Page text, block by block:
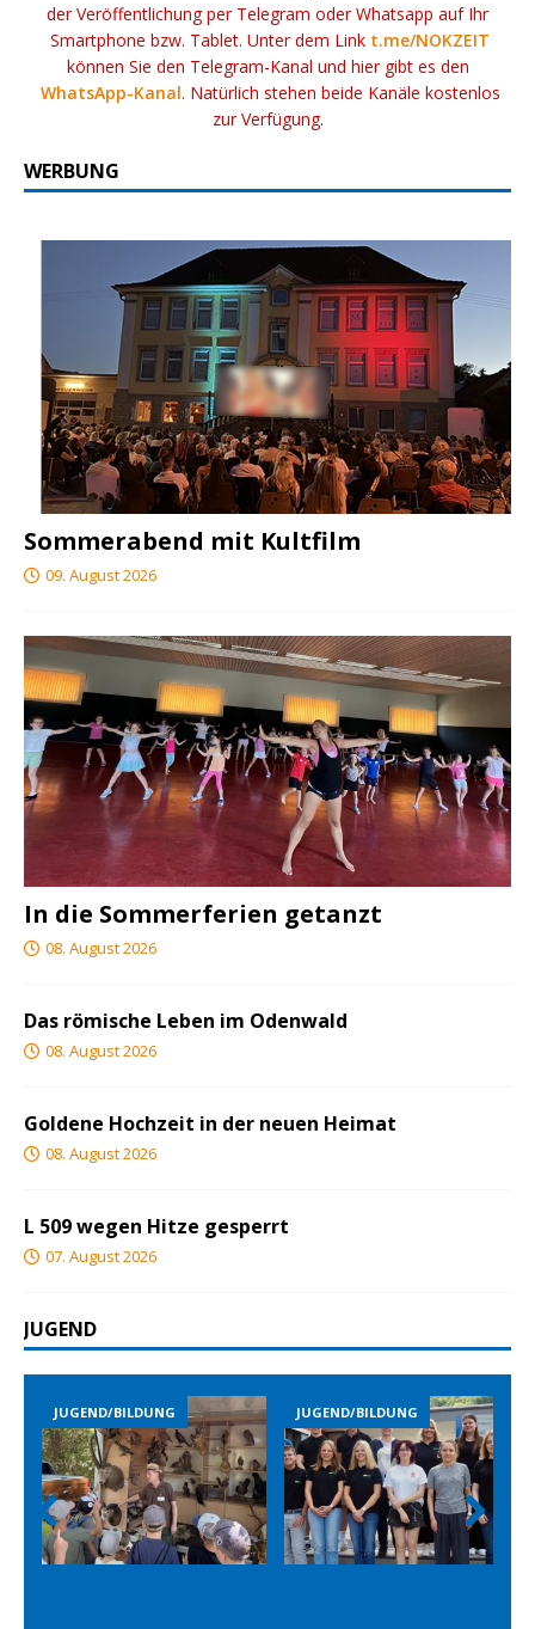
der Veröffentlichung per Telegram oder Whatsapp auf Ihr
Smartphone bzw. Tablet. Unter dem Link t.me/NOKZEIT
können Sie den Telegram-Kanal und hier gibt es den
WhatsApp-Kanal. Natürlich stehen beide Kanäle kostenlos
zur Verfügung.
WERBUNG
Sommerabend mit Kultfilm
09. August 2026
In die Sommerferien getanzt
08. August 2026
Das römische Leben im Odenwald
08. August 2026
Goldene Hochzeit in der neuen Heimat
08. August 2026
L 509 wegen Hitze gesperrt
07. August 2026
JUGEND
JUGEND/BILDUNG JUGEND/BILDUNG
Prev
ious
Nex
t